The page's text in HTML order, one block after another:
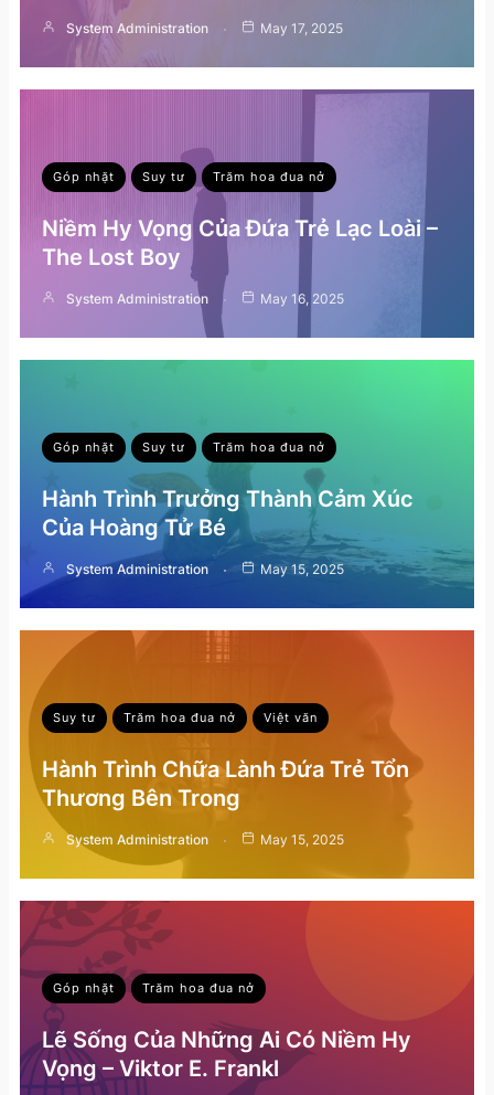
System Administration May 17, 2025
Góp nhặt Suy tư Trăm hoa đua nở
Niềm Hy Vọng Của Đứa Trẻ Lạc Loài –
The Lost Boy
System Administration May 16, 2025
Góp nhặt Suy tư Trăm hoa đua nở
Hành Trình Trưởng Thành Cảm Xúc
Của Hoàng Tử Bé
System Administration May 15, 2025
Suy tư Trăm hoa đua nở Việt văn
Hành Trình Chữa Lành Đứa Trẻ Tổn
Thương Bên Trong
System Administration May 15, 2025
Góp nhặt Trăm hoa đua nở
Lẽ Sống Của Những Ai Có Niềm Hy
Vọng – Viktor E. Frankl